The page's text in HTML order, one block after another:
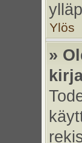
Ylös
»